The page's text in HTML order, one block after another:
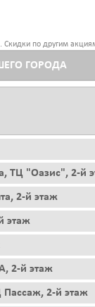
по другим
ГОРОДА
ТЦ "Оазис", 2-й
2-й этаж
этаж
2-й этаж
2-й этаж